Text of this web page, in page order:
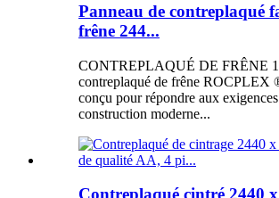
Panneau de contreplaqué
frêne 244...
CONTREPLAQUÉ DE FRÊNE
contreplaqué de frêne ROCPLEX
conçu pour répondre aux
construction moderne...